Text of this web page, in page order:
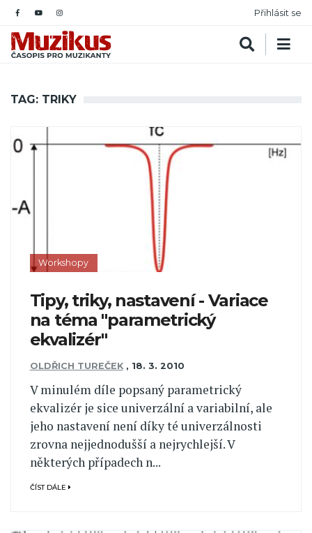
Přihlásit se
TAG: TRIKY
Workshopy
Tipy, triky, nastavení - Variace
na téma "parametrický
ekvalizér"
OLDŘICH TUREČEK , 18. 3. 2010
V minulém díle popsaný parametrický
ekvalizér je sice univerzální a variabilní, ale
jeho nastavení není díky té univerzálnosti
zrovna nejjednodušší a nejrychlejší. V
některých případech n...
ČÍST DÁLE